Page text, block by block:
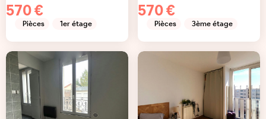
570 €
Pièces 1er étage
570 €
Pièces 3ème étage